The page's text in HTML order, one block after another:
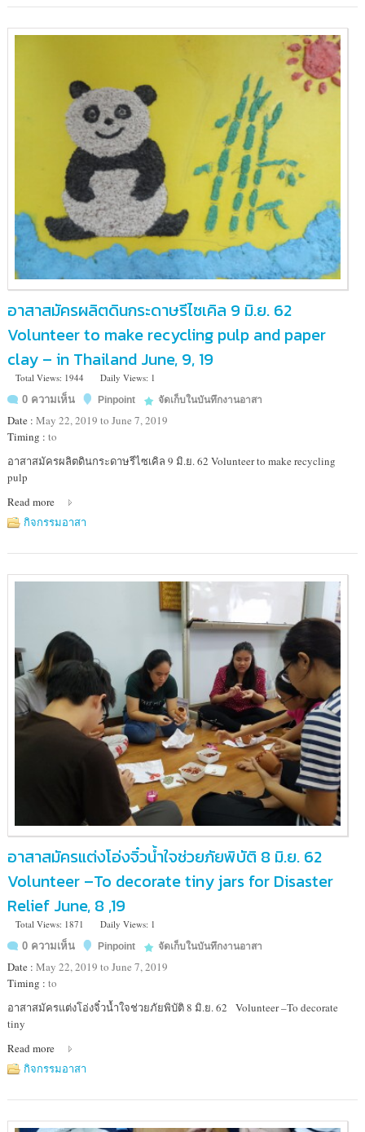
อาสาสมัครผลิตดินกระดาษรีไซเคิล 9 มิ.ย. 62
Volunteer to make recycling pulp and paper
clay – in Thailand June, 9, 19
Total Views: 1944
Daily Views: 1
0 ความเห็น
Pinpoint จัดเก็บในบันทึกงานอาสา
Date : May 22, 2019 to June 7, 2019
Timing : to
Location
:
อาสา
สมัคร
สังคม
อาสาสมัครผลิตดินกระดาษรีไซเคิล 9 มิ.ย. 62 Volunteer to make recycling
pulp
Read more
กิจกรรมอาสา
อาสาสมัครแต่งโอ่งจิ๋วน้ำใจช่วยภัยพิบัติ 8 มิ.ย. 62
Volunteer –To decorate tiny jars for Disaster
Relief June, 8 ,19
Total Views: 1871
Daily Views: 1
0 ความเห็น
Pinpoint จัดเก็บในบันทึกงานอาสา
Date : May 22, 2019 to June 7, 2019
Timing : to
Location
:
อาสา
สมัคร
สังคม
อาสาสมัครแต่งโอ่งจิ๋วน้ำใจช่วยภัยพิบัติ 8 มิ.ย. 62 Volunteer –To decorate
tiny
Read more
กิจกรรมอาสา